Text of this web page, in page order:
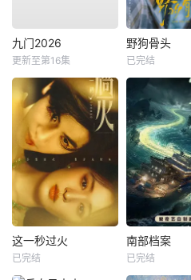
九门2026
更新至第16集
野狗骨头
已完结
这一秒过火
已完结
南部档案
已完结